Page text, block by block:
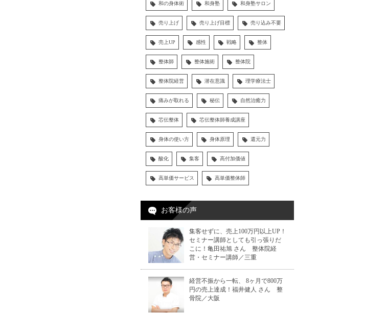
和の身体術 和身塾 和身塾サロン
売り上げ 売り上げ目標 売り込み不要
売上UP 感性 戦略 整体
整体師 整体施術 整体院
整体院経営 潜在意識 理学療法士
痛みが取れる 秘伝 自然治癒力
芯伝整体 芯伝整体師養成講座
身体の使い方 身体原理 還元力
酸化 集客 高付加価値
高単価サービス 高単価整体師
お客様の声
集客せずに、売上100万円以上UP！
セミナー講師としても引っ張りだ
こに！亀田祐旭 さん 整体院経
営・セミナー講師／三重
経営不振から一転、 8ヶ月で800万
円の売上達成！福井健人 さん 整
骨院／大阪